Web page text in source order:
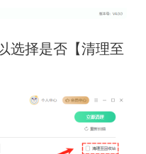
选择是否【清理至